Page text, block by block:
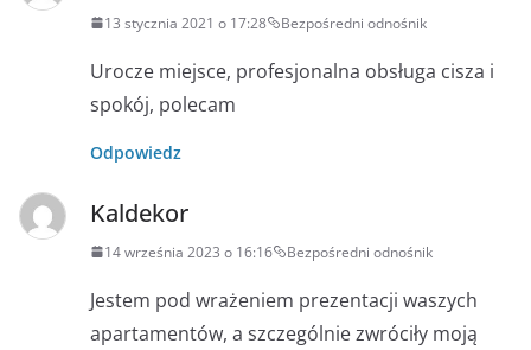
13 stycznia 2021 o 17:28 Bezpośredni odnośnik
Urocze miejsce, profesjonalna obsługa cisza i
spokój, polecam
Odpowiedz
Kaldekor
14 września 2023 o 16:16 Bezpośredni odnośnik
Jestem pod wrażeniem prezentacji waszych
apartamentów, a szczególnie zwróciły moją